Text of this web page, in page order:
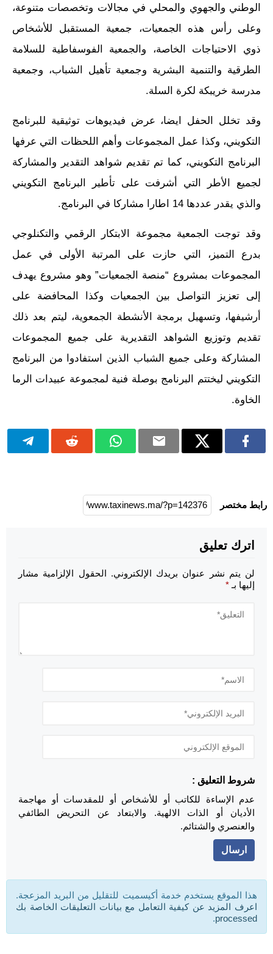
الوطني والجهوي والمحلي في مجالات وتخصصات متنوعة،
وعلى رأس هذه الجمعيات، جمعية المستقبل للأشخاص
ذوي الاحتياجات الخاصة، والجمعية الفوسفاطية للسلامة
الطرقية والتنمية البشرية وجمعية تأهيل الشباب، وجمعية
مدرسة خريبكة لكرة السلة.
وقد تخلل الحفل ايضا، عرض فيديوهات توثيقية للبرنامج
التكويني، وكذا عمل المجموعات وأهم اللحظات التي عرفها
البرنامج التكويني، كما تم تقديم شواهد التقدير والمشاركة
لجميع الأطر التي أشرفت على تأطير البرنامج التكويني
والذي يقدر عددها 14 اطارا مشاركا في البرنامج.
وقد توجت الجمعية مجموعة الابتكار الرقمي والتكنلوجي
بدرع التميز، التي حازت على المرتبة الأولى في عمل
المجموعات بمشروع “منصة الجمعيات” وهو مشروع يهدف
إلى تعزيز التواصل بين الجمعيات وكذا المحافضة على
أرشيفها، وتسهيل برمجة الأنشطة الجمعوية، ليتم بعد ذلك
تقديم وتوزيع الشواهد التقديرية على جميع المجموعات
المشاركة وعلى جميع الشباب الذين استفادوا من البرنامج
التكويني ليختتم البرنامج بوصلة فنية لمجموعة عبيدات الرما
الخاوة.
رابط مختصر
اترك تعليق
لن يتم نشر عنوان بريدك الإلكتروني. الحقول الإلزامية مشار
إليها بـ *
شروط التعليق :
عدم الإساءة للكاتب أو للأشخاص أو للمقدسات أو مهاجمة
الأديان أو الذات الالهية. والابتعاد عن التحريض الطائفي
والعنصري والشتائم.
هذا الموقع يستخدم خدمة أكيسميت للتقليل من البريد المزعجة.
اعرف المزيد عن كيفية التعامل مع بيانات التعليقات الخاصة بك
processed
.